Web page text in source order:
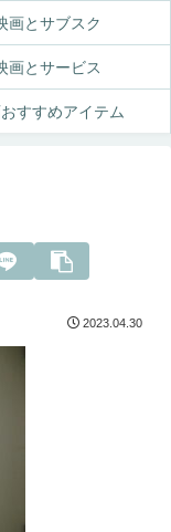
画とサブスク
画とサービス
すすめアイテム
2023.04.30